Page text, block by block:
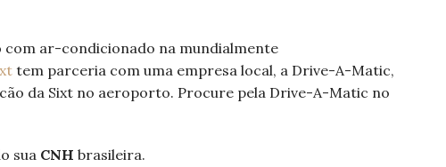
com ar-condicionado na mundialmente
tem parceria com uma empresa local, a Drive-A-Matic,
da Sixt no aeroporto. Procure pela Drive-A-Matic no
sua CNH brasileira.